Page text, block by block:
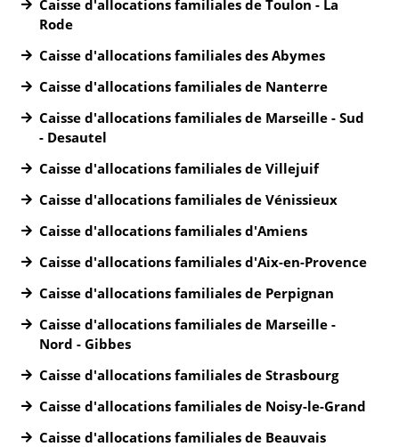
Caisse d'allocations familiales de Toulon - La
Rode
Caisse d'allocations familiales des Abymes
Caisse d'allocations familiales de Nanterre
Caisse d'allocations familiales de Marseille - Sud
- Desautel
Caisse d'allocations familiales de Villejuif
Caisse d'allocations familiales de Vénissieux
Caisse d'allocations familiales d'Amiens
Caisse d'allocations familiales d'Aix-en-Provence
Caisse d'allocations familiales de Perpignan
Caisse d'allocations familiales de Marseille -
Nord - Gibbes
Caisse d'allocations familiales de Strasbourg
Caisse d'allocations familiales de Noisy-le-Grand
Caisse d'allocations familiales de Beauvais